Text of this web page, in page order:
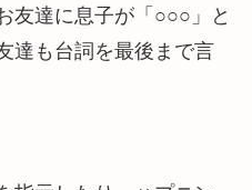
友達に息子が「○○○」と
達も台詞を最後まで言